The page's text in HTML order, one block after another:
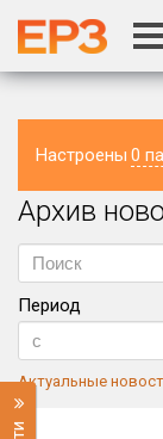
Настроены 0
Регион
Архив
Период
Актуальные